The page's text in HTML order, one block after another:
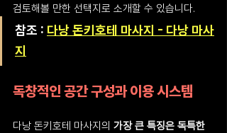
검토해볼 만한 선택지로 소개할 수 있습니다.
참조 : 다낭 돈키호테 마사지 - 다낭 마사
지
독창적인 공간 구성과 이용 시스템
다낭 돈키호테 마사지의 가장 큰 특징은 독특한